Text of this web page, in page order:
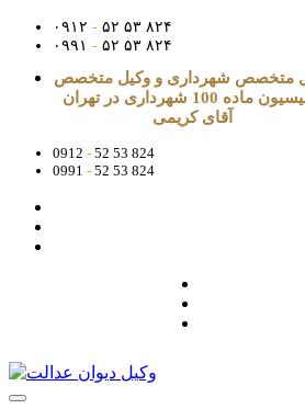
۰۹۱۲ - ۵۲ ۵۳ ۸۲۴
۰۹۹۱ - ۵۲ ۵۳ ۸۲۴
متخصص شهرداری و وکیل متخصص
کمیسیون ماده 100 شهرداری در تهران
آقای کریمی
0912 - 52 53 824
0991 - 52 53 824